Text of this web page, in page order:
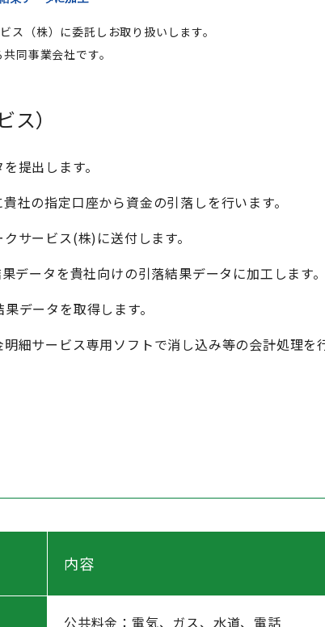
ス（株）に委託しお取り扱いします。
同事業会社です。
）
提出します。
社の指定口座から資金の引落しを行います。
サービス(株)に送付します。
ータを貴社向けの引落結果データに加工します。
データを取得します。
細サービス専用ソフトで消し込み等の会計処理を
内容
公共料金：電気、ガス、水道、電話